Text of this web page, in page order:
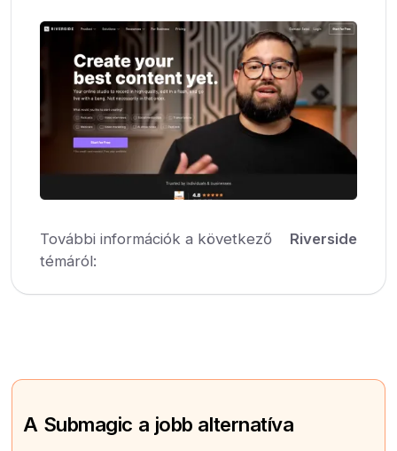
További információk a következő
témáról:
Riverside
A Submagic a jobb alternatíva